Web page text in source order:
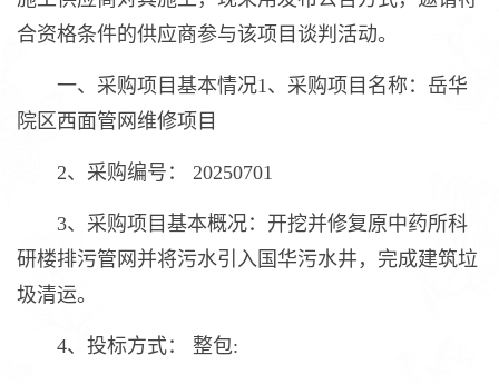
合资格条件的供应商参与该项目谈判活动。
一、采购项目基本情况1、采购项目名称：岳华
院区西面管网维修项目
2、采购编号： 20250701
3、采购项目基本概况：开挖并修复原中药所科
研楼排污管网并将污水引入国华污水井，完成建筑垃
圾清运。
4、投标方式： 整包: